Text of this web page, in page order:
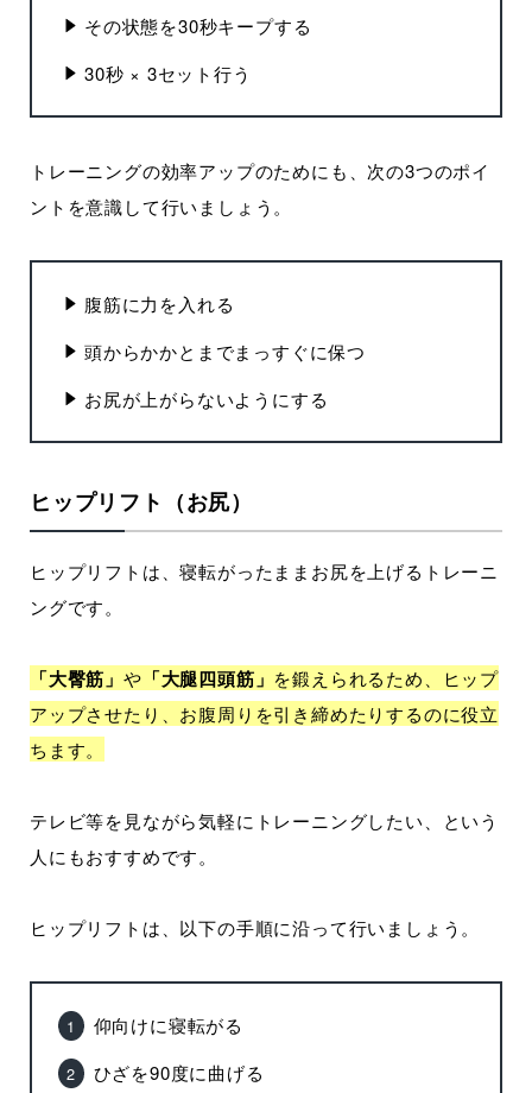
その状態を30秒キープする
30秒 × 3セット行う
トレーニングの効率アップのためにも、次の3つのポイ
ントを意識して行いましょう。
腹筋に力を入れる
頭からかかとまでまっすぐに保つ
お尻が上がらないようにする
ヒップリフト（お尻）
ヒップリフトは、寝転がったままお尻を上げるトレーニ
ングです。
「大臀筋」 や 「大腿四頭筋」 を鍛えられるため、ヒップ
アップさせたり、お腹周りを引き締めたりするのに役立
ちます。
テレビ等を見ながら気軽にトレーニングしたい、という
人にもおすすめです。
ヒップリフトは、以下の手順に沿って行いましょう。
仰向けに寝転がる
ひざを90度に曲げる